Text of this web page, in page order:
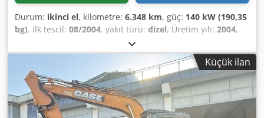
Durum: ikinci el, kilometre: 6.348 km, güç: 140 kW (190,35
bg), ilk tescil: 08/2004, yakıt türü: dizel, Üretim yılı: 2004,
Üretici: Case Model: MXM190 / Samson Vakum Tanker 8000
L Yıl: 2004 Durum: İyi Seri No: ACM231045 Ref. no: 8084
Chsdpfx Absynq Dbsrsa Kayıt tarihi: BG: 190 Çalışma saati:
6348 Şanzıman: Tam powershift 19+6 Dizel depo: 1 Depo
litre: 400 L Radyo: ? Havalı koltuk: ? Disk fren: Yağlı frenler
Lastik Ölçüsü: 600/65R25 + 650/75R38 - 520/70R34 Diş
Küçük ilan